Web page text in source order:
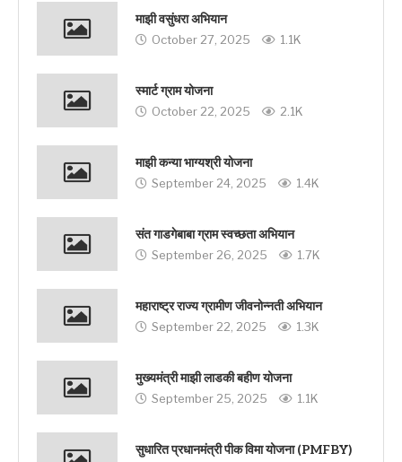
माझी वसुंधरा अभियान
October 27, 2025 1.1K
स्मार्ट ग्राम योजना
October 22, 2025 2.1K
माझी कन्या भाग्यश्री योजना
September 24, 2025 1.4K
संत गाडगेबाबा ग्राम स्वच्छता अभियान
September 26, 2025 1.7K
महाराष्ट्र राज्य ग्रामीण जीवनोन्नती अभियान
September 22, 2025 1.3K
मुख्यमंत्री माझी लाडकी बहीण योजना
September 25, 2025 1.1K
सुधारित प्रधानमंत्री पीक विमा योजना (PMFBY)